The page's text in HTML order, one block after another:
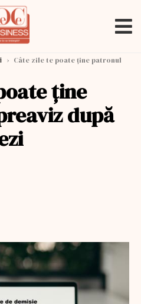
› Câte zile te poate ţine patronul
ţine
după